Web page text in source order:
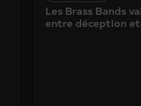
Les Brass Bands
entre déception